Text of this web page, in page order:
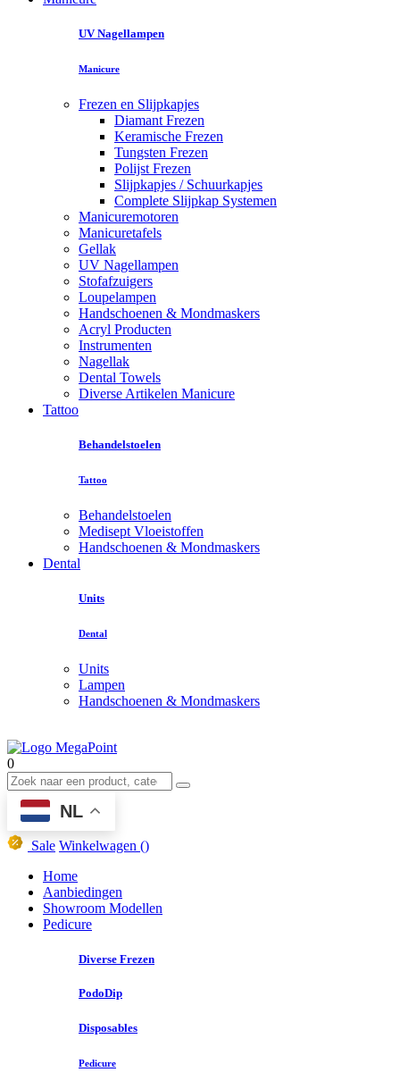
UV Nagellampen
Manicure
Frezen en Slijpkapjes
Diamant Frezen
Keramische Frezen
Tungsten Frezen
Polijst Frezen
Slijpkapjes / Schuurkapjes
Complete Slijpkap Systemen
Manicuremotoren
Manicuretafels
Gellak
UV Nagellampen
Stofafzuigers
Loupelampen
Handschoenen & Mondmaskers
Acryl Producten
Instrumenten
Nagellak
Dental Towels
Diverse Artikelen Manicure
Tattoo
Behandelstoelen
Tattoo
Behandelstoelen
Medisept Vloeistoffen
Handschoenen & Mondmaskers
Dental
Units
Dental
Units
Lampen
Handschoenen & Mondmaskers
0
NL
Sale Winkelwagen ()
Home
Aanbiedingen
Showroom Modellen
Pedicure
Diverse Frezen
PodoDip
Disposables
Pedicure